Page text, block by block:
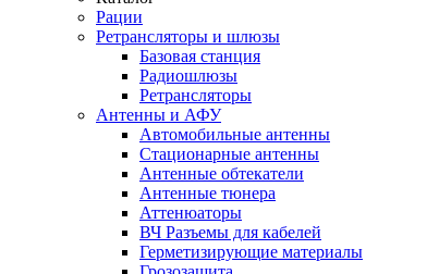
Рации
Ретрансляторы и шлюзы
Базовая станция
Радиошлюзы
Ретрансляторы
Антенны и АФУ
Автомобильные антенны
Стационарные антенны
Антенные обтекатели
Антенные тюнера
Аттенюаторы
ВЧ Разъемы для кабелей
Герметизирующие материалы